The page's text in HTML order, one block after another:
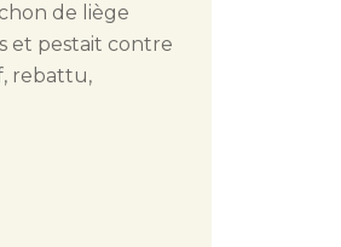
de liège
et pestait contre
rebattu,